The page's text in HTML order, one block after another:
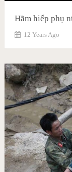
Hãm hiếp phụ
12 Years Ago